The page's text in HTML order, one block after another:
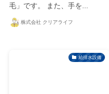
毛」です。 また、手を...
株式会社 クリアライフ
給排水設備